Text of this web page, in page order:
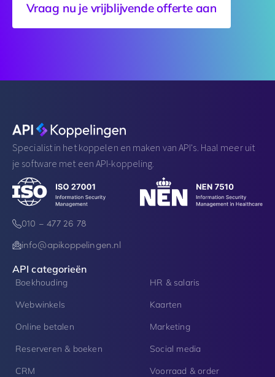
Vraag nu je vrijblijvende offerte aan
Specialist in het koppelen en maken van API's. Haal meer uit
je software met een API-koppeling.
010 – 477 26 78
info@apikoppelingen.nl
API categorieën
Boekhouding
Webwinkels
Online betalen
Reserveren & boeken
CRM
HR & salaris
Kaarten
Marketing
Social media
Voorraad & order